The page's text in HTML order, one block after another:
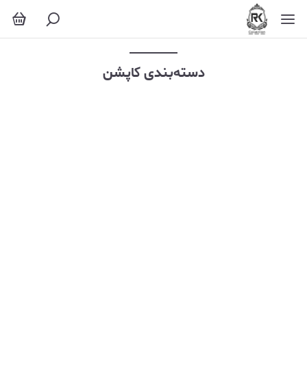
دسته‌بندی کاپشن